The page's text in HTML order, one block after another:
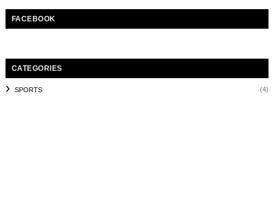
FACEBOOK
CATEGORIES
SPORTS (4)